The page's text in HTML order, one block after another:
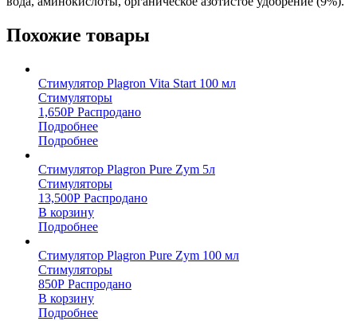
Похожие товары
Стимулятор Plagron Vita Start 100 мл
Стимуляторы
1,650Р Распродано
Подробнее
Подробнее
Стимулятор Plagron Pure Zym 5л
Стимуляторы
13,500Р Распродано
В корзину
Подробнее
Стимулятор Plagron Pure Zym 100 мл
Стимуляторы
850Р Распродано
В корзину
Подробнее